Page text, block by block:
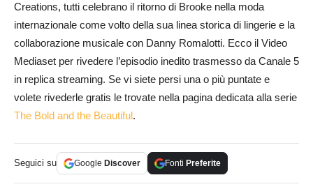
Creations, tutti celebrano il ritorno di Brooke nella moda
internazionale come volto della sua linea storica di lingerie e la
collaborazione musicale con Danny Romalotti. Ecco il Video
Mediaset per rivedere l’episodio inedito trasmesso da Canale 5
in replica streaming. Se vi siete persi una o più puntate e
volete rivederle gratis le trovate nella pagina dedicata alla serie
The Bold and the Beautiful .
Seguici su Google Discover Fonti Preferite